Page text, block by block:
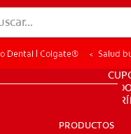
PARA
PRODUCTOS
Dental | Colgate® Salud